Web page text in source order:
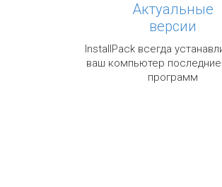
Актуальные
версии
InstallPack всегда
ваш компьютер
программ